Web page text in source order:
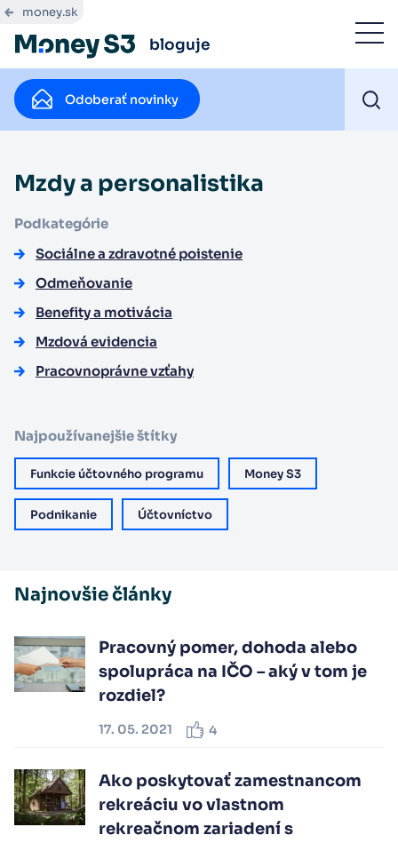
money.sk
bloguje
Odoberať novinky
Mzdy a personalistika
Podkategórie
Sociálne a zdravotné poistenie
Odmeňovanie
Benefity a motivácia
Mzdová evidencia
Pracovnoprávne vzťahy
Najpoužívanejšie štítky
Funkcie účtovného programu Money S3
Podnikanie Účtovníctvo
Najnovšie články
Pracovný pomer, dohoda alebo
spolupráca na IČO – aký v tom je
rozdiel?
17. 05. 2021 4
Ako poskytovať zamestnancom
rekreáciu vo vlastnom
rekreačnom zariadení s